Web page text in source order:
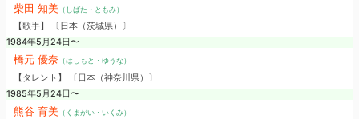
柴田 知美（しばた・ともみ）
【歌手】 〔日本（茨城県）〕
1984年5月24日〜
橋元 優奈（はしもと・ゆうな）
【タレント】 〔日本（神奈川県）〕
1985年5月24日〜
熊谷 育美（くまがい・いくみ）